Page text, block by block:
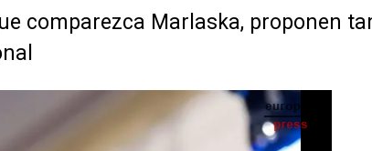
comparezca Marlaska, proponen
nacional del PP, Borja Sémper. Archivo. - Matias Chiofalo - Europa Press
Seguir en